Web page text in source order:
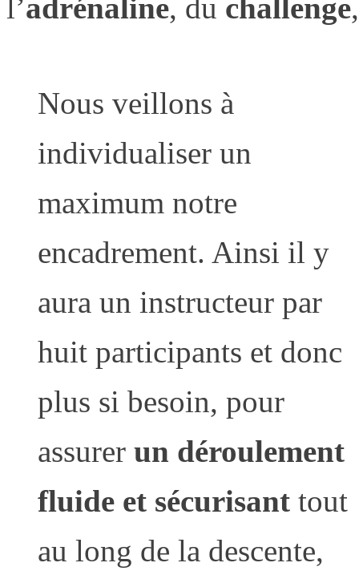
l’adrénaline, du challenge
Nous veillons à
individualiser un
maximum notre
encadrement. Ainsi il y
aura un instructeur par
huit participants et donc
plus si besoin, pour
assurer un déroulement
fluide et sécurisanttout
au long de la descente,